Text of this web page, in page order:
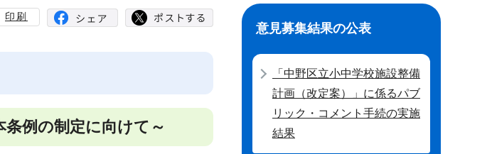
印刷
例の制定に向けて～
意見募集結果の公表
「中野区立小中学校施設整備
計画（改定案）」に係るパブ
リック・コメント手続の実施
結果